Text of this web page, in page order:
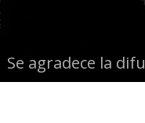
Se agradece la
la fuente